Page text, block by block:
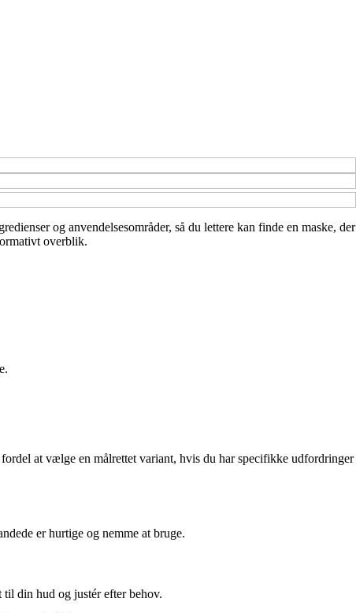
og anvendelsesområder, så du lettere kan finde en maske, der
overblik.
at vælge en målrettet variant, hvis du har specifikke udfordringer
er hurtige og nemme at bruge.
din hud og justér efter behov.